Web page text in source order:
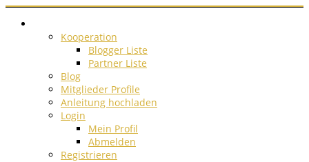
Kooperation
Blogger Liste
Partner Liste
Blog
Mitglieder Profile
Anleitung hochladen
Login
Mein Profil
Abmelden
Registrieren